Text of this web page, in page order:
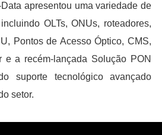
apresentou uma variedade de
OLTs, ONUs, roteadores,
Pontos de Acesso Óptico, CMS,
e a recém-lançada Solução PON
suporte tecnológico avançado
setor.